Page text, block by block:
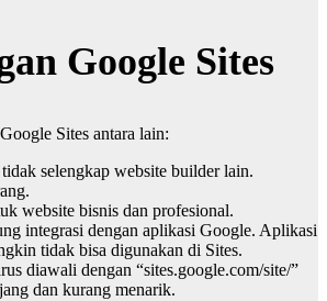
Google Sites
Sites antara lain:
selengkap website builder lain.
website bisnis dan profesional.
integrasi dengan aplikasi Google. Aplikasi
tidak bisa digunakan di Sites.
diawali dengan “sites.google.com/site/”
dan kurang menarik.